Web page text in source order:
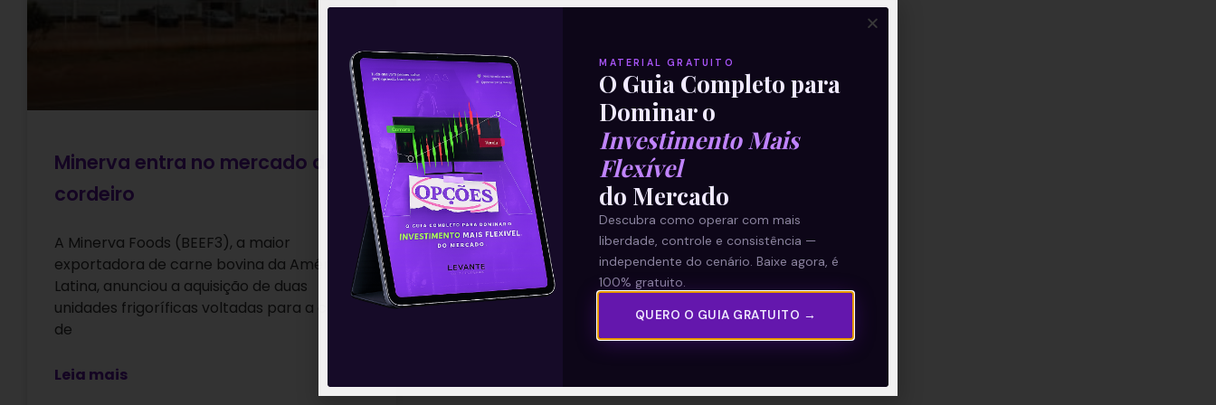
Minerva entra no mercado de
cordeiro
A Minerva Foods (BEEF3), a maior
exportadora de carne bovina da América
Latina, anunciou a aquisição de duas
unidades frigoríficas voltadas para a carne
de
Leia mais
MATERIAL GRATUITO
O Guia Completo para
Dominar o
Investimento Mais
Flexível
do Mercado
Descubra como operar com mais
liberdade, controle e consistência —
independente do cenário. Baixe agora, é
100% gratuito.
QUERO O GUIA GRATUITO →